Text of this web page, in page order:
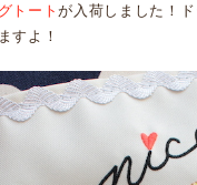
トートが入荷しました！
すよ！